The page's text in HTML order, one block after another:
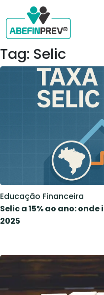
Tag: Selic
Educação Financeira
Selic a 15% ao ano:
2025